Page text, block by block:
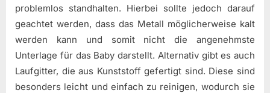
problemlos standhalten. Hierbei sollte jedoch darauf
geachtet werden, dass das Metall möglicherweise kalt
werden kann und somit nicht die angenehmste
Unterlage für das Baby darstellt. Alternativ gibt es auch
Laufgitter, die aus Kunststoff gefertigt sind. Diese sind
besonders leicht und einfach zu reinigen, wodurch sie